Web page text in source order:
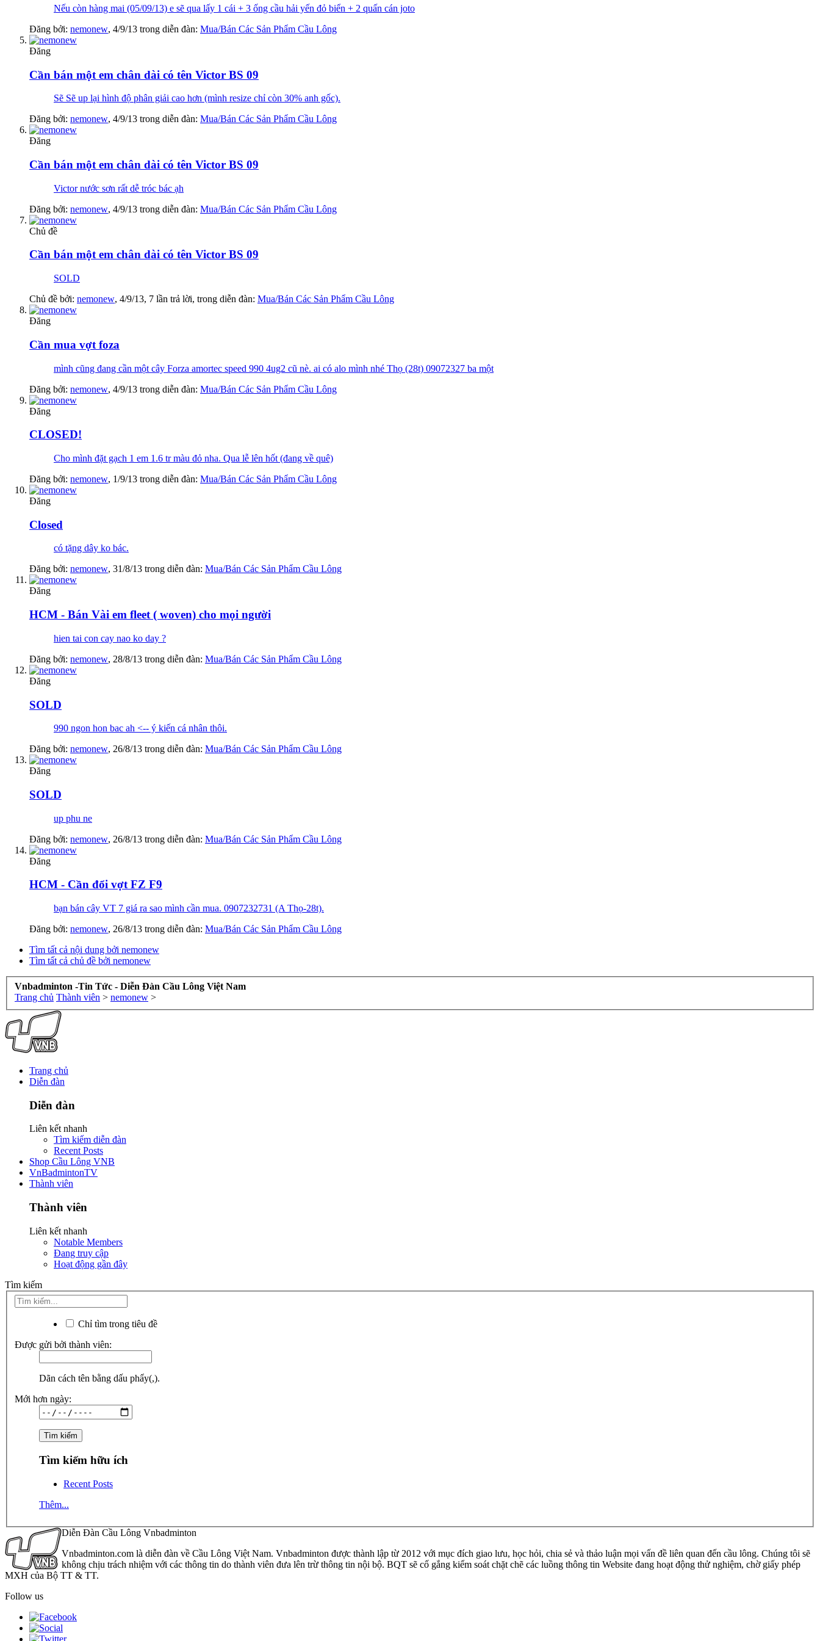
Nếu còn hàng mai (05/09/13) e sẽ qua lấy 1 cái + 3 ống cầu hải yến đỏ biển + 2 quấn cán joto
Đăng bởi: nemonew, 4/9/13 trong diễn đàn: Mua/Bán Các Sản Phẩm Cầu Lông
Đăng
Cần bán một em chân dài có tên Victor BS 09
Sẽ Sẽ up lại hình độ phân giải cao hơn (mình resize chỉ còn 30% anh gốc).
Đăng bởi: nemonew, 4/9/13 trong diễn đàn: Mua/Bán Các Sản Phẩm Cầu Lông
Đăng
Cần bán một em chân dài có tên Victor BS 09
Victor nước sơn rất dễ tróc bác ạh
Đăng bởi: nemonew, 4/9/13 trong diễn đàn: Mua/Bán Các Sản Phẩm Cầu Lông
Chủ đề
Cần bán một em chân dài có tên Victor BS 09
SOLD
Chủ đề bởi: nemonew, 4/9/13, 7 lần trả lời, trong diễn đàn: Mua/Bán Các Sản Phẩm Cầu Lông
Đăng
Cần mua vợt foza
mình cũng đang cần một cây Forza amortec speed 990 4ug2 cũ nè. ai có alo mình nhé Thọ (28t) 09072327 ba một
Đăng bởi: nemonew, 4/9/13 trong diễn đàn: Mua/Bán Các Sản Phẩm Cầu Lông
Đăng
CLOSED!
Cho mình đặt gạch 1 em 1.6 tr màu đỏ nha. Qua lễ lên hốt (đang về quê)
Đăng bởi: nemonew, 1/9/13 trong diễn đàn: Mua/Bán Các Sản Phẩm Cầu Lông
Đăng
Closed
có tặng dây ko bác.
Đăng bởi: nemonew, 31/8/13 trong diễn đàn: Mua/Bán Các Sản Phẩm Cầu Lông
Đăng
HCM - Bán Vài em fleet ( woven) cho mọi người
hien tai con cay nao ko day ?
Đăng bởi: nemonew, 28/8/13 trong diễn đàn: Mua/Bán Các Sản Phẩm Cầu Lông
Đăng
SOLD
990 ngon hon bac ah <-- ý kiến cá nhân thôi.
Đăng bởi: nemonew, 26/8/13 trong diễn đàn: Mua/Bán Các Sản Phẩm Cầu Lông
Đăng
SOLD
up phu ne
Đăng bởi: nemonew, 26/8/13 trong diễn đàn: Mua/Bán Các Sản Phẩm Cầu Lông
Đăng
HCM - Cần đổi vợt FZ F9
bạn bán cây VT 7 giá ra sao mình cần mua. 0907232731 (A Thọ-28t).
Đăng bởi: nemonew, 26/8/13 trong diễn đàn: Mua/Bán Các Sản Phẩm Cầu Lông
Tìm tất cả nội dung bởi nemonew
Tìm tất cả chủ đề bởi nemonew
Vnbadminton -Tin Tức - Diễn Đàn Cầu Lông Việt Nam
Trang chủ Thành viên > nemonew >
Trang chủ
Diễn đàn
Diễn đàn
Liên kết nhanh
Tìm kiếm diễn đàn
Recent Posts
Shop Cầu Lông VNB
VnBadmintonTV
Thành viên
Thành viên
Liên kết nhanh
Notable Members
Đang truy cập
Hoạt động gần đây
Tìm kiếm
Chỉ tìm trong tiêu đề
Được gửi bởi thành viên:
Dãn cách tên bằng dấu phẩy(,).
Mới hơn ngày:
Tìm kiếm hữu ích
Recent Posts
Thêm...
Diễn Đàn Cầu Lông Vnbadminton
Vnbadminton.com là diễn đàn về Cầu Lông Việt Nam. Vnbadminton được thành lập từ 2012 với mục đích giao lưu, học hỏi, chia sẻ và thảo luận mọi vấn đề liên quan đến cầu lông. Chúng tôi sẽ
không chịu trách nhiệm với các thông tin do thành viên đưa lên trừ thông tin nội bộ. BQT sẽ cố gắng kiểm soát chặt chẽ các luồng thông tin Website đang hoạt động thử nghiệm, chờ giấy phép
MXH của Bộ TT & TT.
Follow us